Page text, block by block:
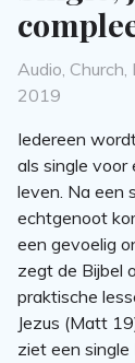
Categories
Audio, Church,
2019
Iedereen
als single voor
leven. Na een
echtgenoot
een gevoelig
zegt de Bijbel
praktische
Jezus (Matt
ziet een